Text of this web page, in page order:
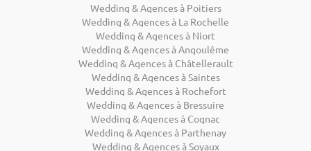
Wedding & Agences à Poitiers
Wedding & Agences à La Rochelle
Wedding & Agences à Niort
Wedding & Agences à Angoulême
Wedding & Agences à Châtellerault
Wedding & Agences à Saintes
Wedding & Agences à Rochefort
Wedding & Agences à Bressuire
Wedding & Agences à Cognac
Wedding & Agences à Parthenay
Wedding & Agences à Soyaux